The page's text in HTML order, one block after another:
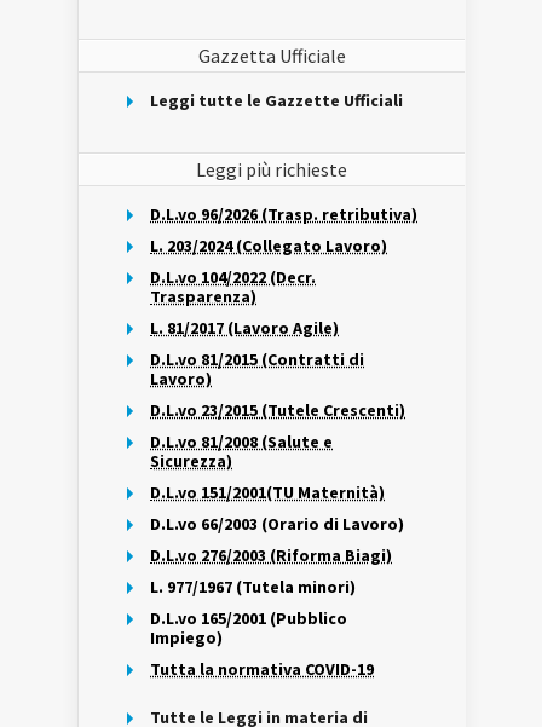
Gazzetta Ufficiale
Leggi tutte le Gazzette Ufficiali
Leggi più richieste
D.L.vo 96/2026 (Trasp. retributiva)
L. 203/2024 (Collegato Lavoro)
D.L.vo 104/2022 (Decr.
Trasparenza)
L. 81/2017 (Lavoro Agile)
D.L.vo 81/2015 (Contratti di
Lavoro)
D.L.vo 23/2015 (Tutele Crescenti)
D.L.vo 81/2008 (Salute e
Sicurezza)
D.L.vo 151/2001(TU Maternità)
D.L.vo 66/2003 (Orario di Lavoro)
D.L.vo 276/2003 (Riforma Biagi)
L. 977/1967 (Tutela minori)
D.L.vo 165/2001 (Pubblico
Impiego)
Tutta la normativa COVID-19
Tutte le Leggi in materia di